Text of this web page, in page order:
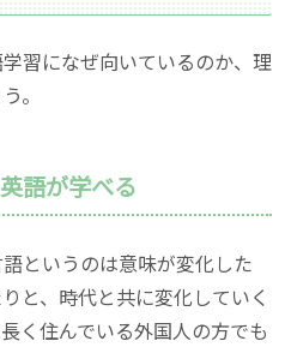
習になぜ向いているのか、理
。
語が学べる
というのは意味が変化した
と、時代と共に変化していく
く住んでいる外国人の方でも